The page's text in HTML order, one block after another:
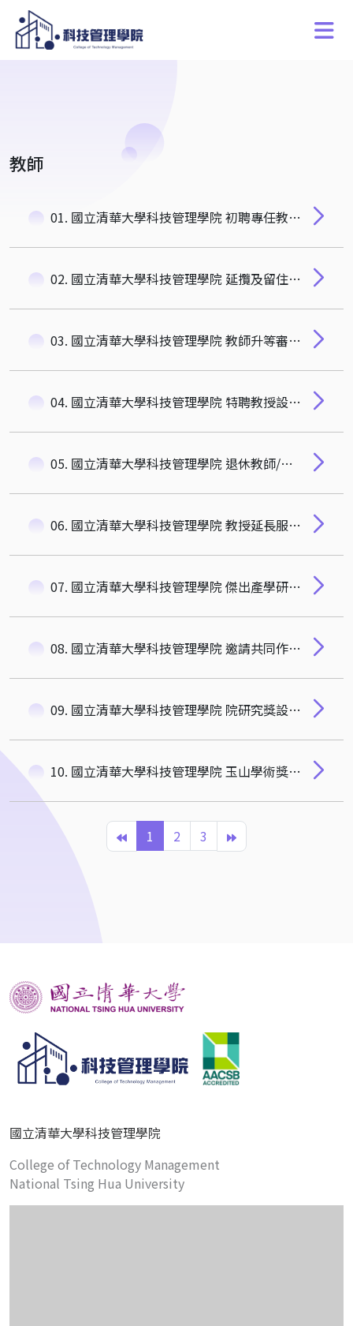
教師
01. 國立清華大學科技管理學院 初聘專任教師作業細則
02. 國立清華大學科技管理學院 延攬及留住特殊優秀人才彈性薪資暨獎勵補助審議辦法
03. 國立清華大學科技管理學院 教師升等審查細則
04. 國立清華大學科技管理學院 特聘教授設置辦法
05. 國立清華大學科技管理學院 退休教師/離職空間使用原則
06. 國立清華大學科技管理學院 教授延長服務作業要點
07. 國立清華大學科技管理學院 傑出產學研究暨社會影響力獎設置辦法
08. 國立清華大學科技管理學院 邀請共同作者來訪辦法
09. 國立清華大學科技管理學院 院研究獎設置辦法
10. 國立清華大學科技管理學院 玉山學術獎設置辦法
1 2 3
國立清華大學科技管理學院
College of Technology Management
National Tsing Hua University